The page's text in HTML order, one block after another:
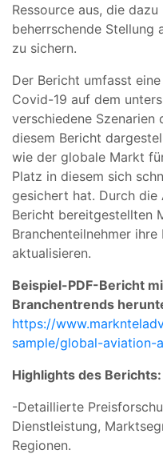
Ressource aus, die
beherrschende Stellung
zu sichern.
Der Bericht umfasst
Covid-19 auf dem
verschiedene Szenarien
diesem Bericht
wie der globale Markt
Platz in diesem sich
gesichert hat. Durch die
Bericht bereitgestellten
Branchenteilnehmer
aktualisieren.
Beispiel-PDF-Bericht
Branchentrends
https://
sample/global-aviation-
Highlights des Berichts:
-Detaillierte
Dienstleistung,
Regionen.